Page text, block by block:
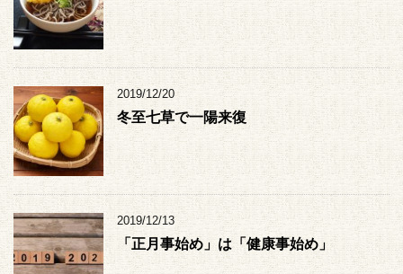
2019/12/20
冬至七草で一陽来復
2019/12/13
「正月事始め」は「健康事始め」